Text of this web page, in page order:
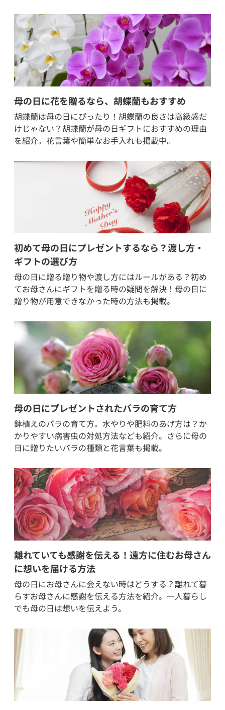
母の日に花を贈るなら、胡蝶蘭もおすすめ
胡蝶蘭は母の日にぴったり！胡蝶蘭の良さは高級感だ
けじゃない？胡蝶蘭が母の日ギフトにおすすめの理由
を紹介。花言葉や簡単なお手入れも掲載中。
初めて母の日にプレゼントするなら？渡し方・
ギフトの選び方
母の日に贈る贈り物や渡し方にはルールがある？初め
てお母さんにギフトを贈る時の疑問を解決！母の日に
贈り物が用意できなかった時の方法も掲載。
母の日にプレゼントされたバラの育て方
鉢植えのバラの育て方。水やりや肥料のあげ方は？か
かりやすい病害虫の対処方法なども紹介。さらに母の
日に贈りたいバラの種類と花言葉も掲載。
離れていても感謝を伝える！遠方に住むお母さん
に想いを届ける方法
母の日にお母さんに会えない時はどうする？離れて暮
らすお母さんに感謝を伝える方法を紹介。一人暮らし
でも母の日は想いを伝えよう。